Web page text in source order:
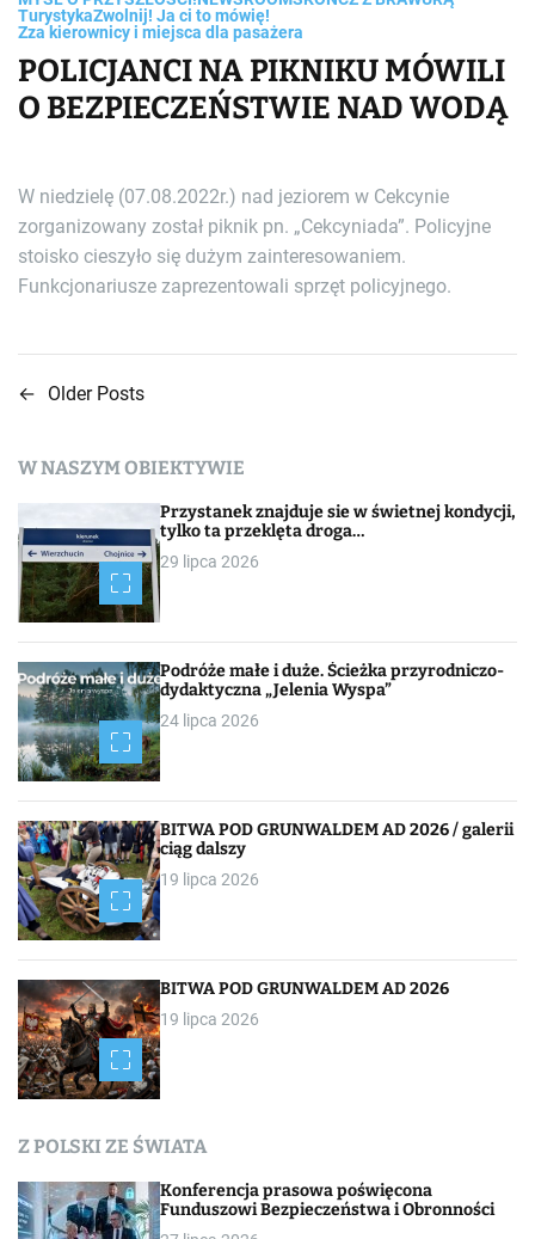
TurystykaZwolnij! Ja ci to mówię!
Zza kierownicy i miejsca dla pasażera
POLICJANCI NA PIKNIKU MÓWILI
O BEZPIECZEŃSTWIE NAD WODĄ
W niedzielę (07.08.2022r.) nad jeziorem w Cekcynie
zorganizowany został piknik pn. „Cekcyniada”. Policyjne
stoisko cieszyło się dużym zainteresowaniem.
Funkcjonariusze zaprezentowali sprzęt policyjnego.
N
i
g
a
c
j
a
p
o
w
p
i
s
a
← Older Posts
W NASZYM OBIEKTYWIE
Przystanek znajduje sie w świetnej kondycji,
tylko ta przeklęta droga…
29 lipca 2026
Podróże małe i duże. Ścieżka przyrodniczo-
dydaktyczna „Jelenia Wyspa”
24 lipca 2026
BITWA POD GRUNWALDEM AD 2026 / galerii
ciąg dalszy
19 lipca 2026
BITWA POD GRUNWALDEM AD 2026
19 lipca 2026
Z POLSKI ZE ŚWIATA
Konferencja prasowa poświęcona
Funduszowi Bezpieczeństwa i Obronności